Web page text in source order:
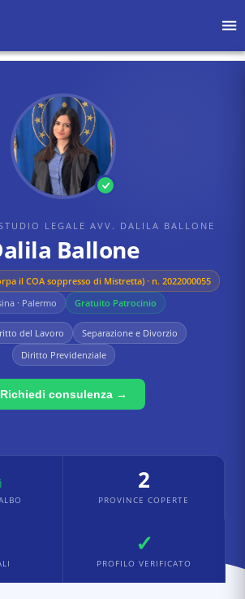
LEGALE AVV. DALILA BALLONE
Ballone
il COA soppresso di Mistretta)· n. 2022000055
· Palermo
Gratuito Patrocinio
del Lavoro
Separazione e Divorzio
Diritto Previdenziale
Richiedi consulenza →
2
PROVINCE COPERTE
✓
PROFILO VERIFICATO